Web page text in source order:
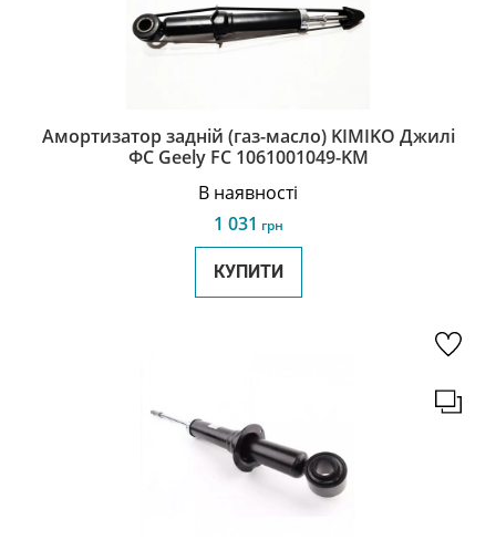
Амортизатор задній (газ-масло) KIMIKO Джилі
ФС Geely FC 1061001049-KM
В наявності
1 031 грн
КУПИТИ